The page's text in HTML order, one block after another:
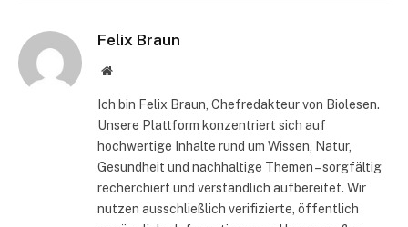
Felix Braun
Website
Ich bin Felix Braun, Chefredakteur von Biolesen.
Unsere Plattform konzentriert sich auf
hochwertige Inhalte rund um Wissen, Natur,
Gesundheit und nachhaltige Themen – sorgfältig
recherchiert und verständlich aufbereitet. Wir
nutzen ausschließlich verifizierte, öffentlich